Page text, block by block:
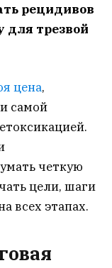
рецидивов
для трезвой
цена,
самой
четкую
цели, шаги
всех этапах.